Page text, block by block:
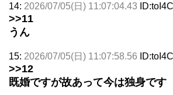
14: 2026/07/05(日) 11:07:04.43
>>11
うん
15: 2026/07/05(日) 11:07:58.56
>>12
既婚ですが故あって今は独身です